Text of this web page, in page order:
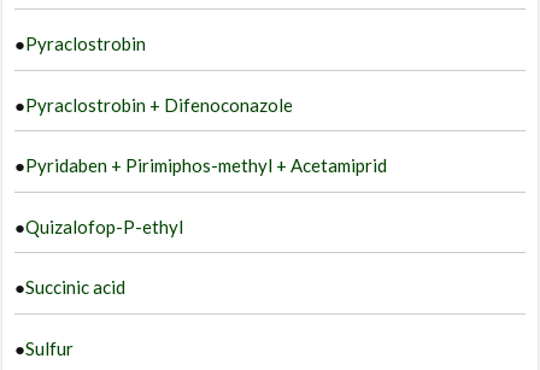
●Pyraclostrobin
●Pyraclostrobin + Difenoconazole
●Pyridaben + Pirimiphos-methyl + Acetamiprid
●Quizalofop-P-ethyl
●Succinic acid
●Sulfur